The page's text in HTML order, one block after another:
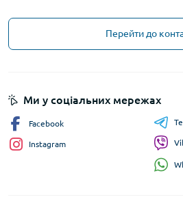
Перейти до
Ми у соціальних мережах
Facebook
Instagram